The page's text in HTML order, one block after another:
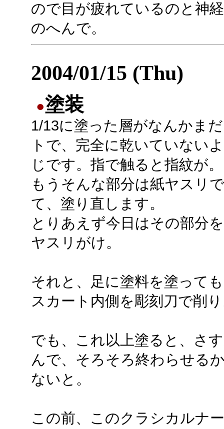
ので目が疲れているのと神
のへんで。
2004/01/15 (Thu)
●塗装
1/13に塗った層がなんかま
トで、完全に乾いていない
じです。指で触ると指紋が。
もうそんな部分は紙ヤスリ
て、塗り直します。
とりあえず今日はその部分
ヤスリがけ。
それと、足に塗料を塗って
スカート内側を彫刻刀で削
でも、これ以上塗ると、さ
んで、そろそろ終わらせる
ないと。
この前、このクラシカルナ